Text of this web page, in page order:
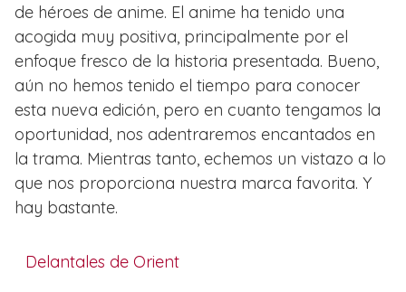
de héroes de anime. El anime ha tenido una
acogida muy positiva, principalmente por el
enfoque fresco de la historia presentada. Bueno,
aún no hemos tenido el tiempo para conocer
esta nueva edición, pero en cuanto tengamos la
oportunidad, nos adentraremos encantados en
la trama. Mientras tanto, echemos un vistazo a lo
que nos proporciona nuestra marca favorita. Y
hay bastante.
Delantales de Orient